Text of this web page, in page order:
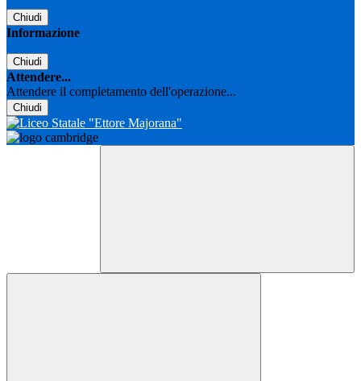
Chiudi
Informazione
Chiudi
Attendere...
Attendere il completamento dell'operazione...
Chiudi